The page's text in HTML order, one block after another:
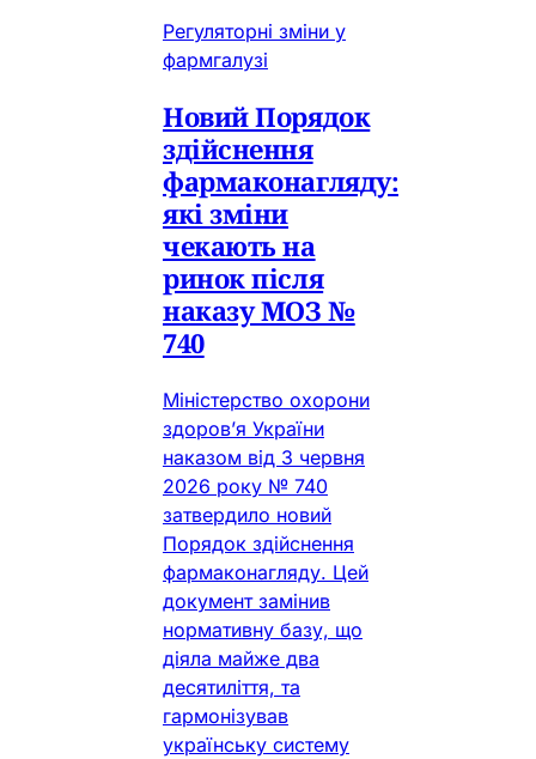
Регуляторні зміни у
фармгалузі
Новий Порядок
здійснення
фармаконагляду:
які зміни
чекають на
ринок після
наказу МОЗ №
740
Міністерство охорони
здоров’я України
наказом від 3 червня
2026 року № 740
затвердило новий
Порядок здійснення
фармаконагляду. Цей
документ замінив
нормативну базу, що
діяла майже два
десятиліття, та
гармонізував
українську систему